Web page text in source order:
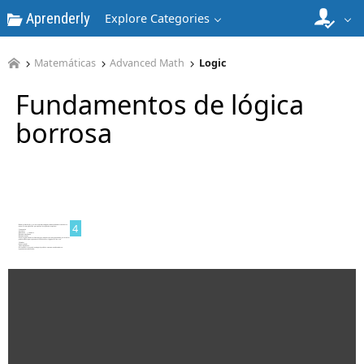
Aprenderly Explore Categories
Matemáticas Advanced Math Logic
Fundamentos de lógica
borrosa
2
4